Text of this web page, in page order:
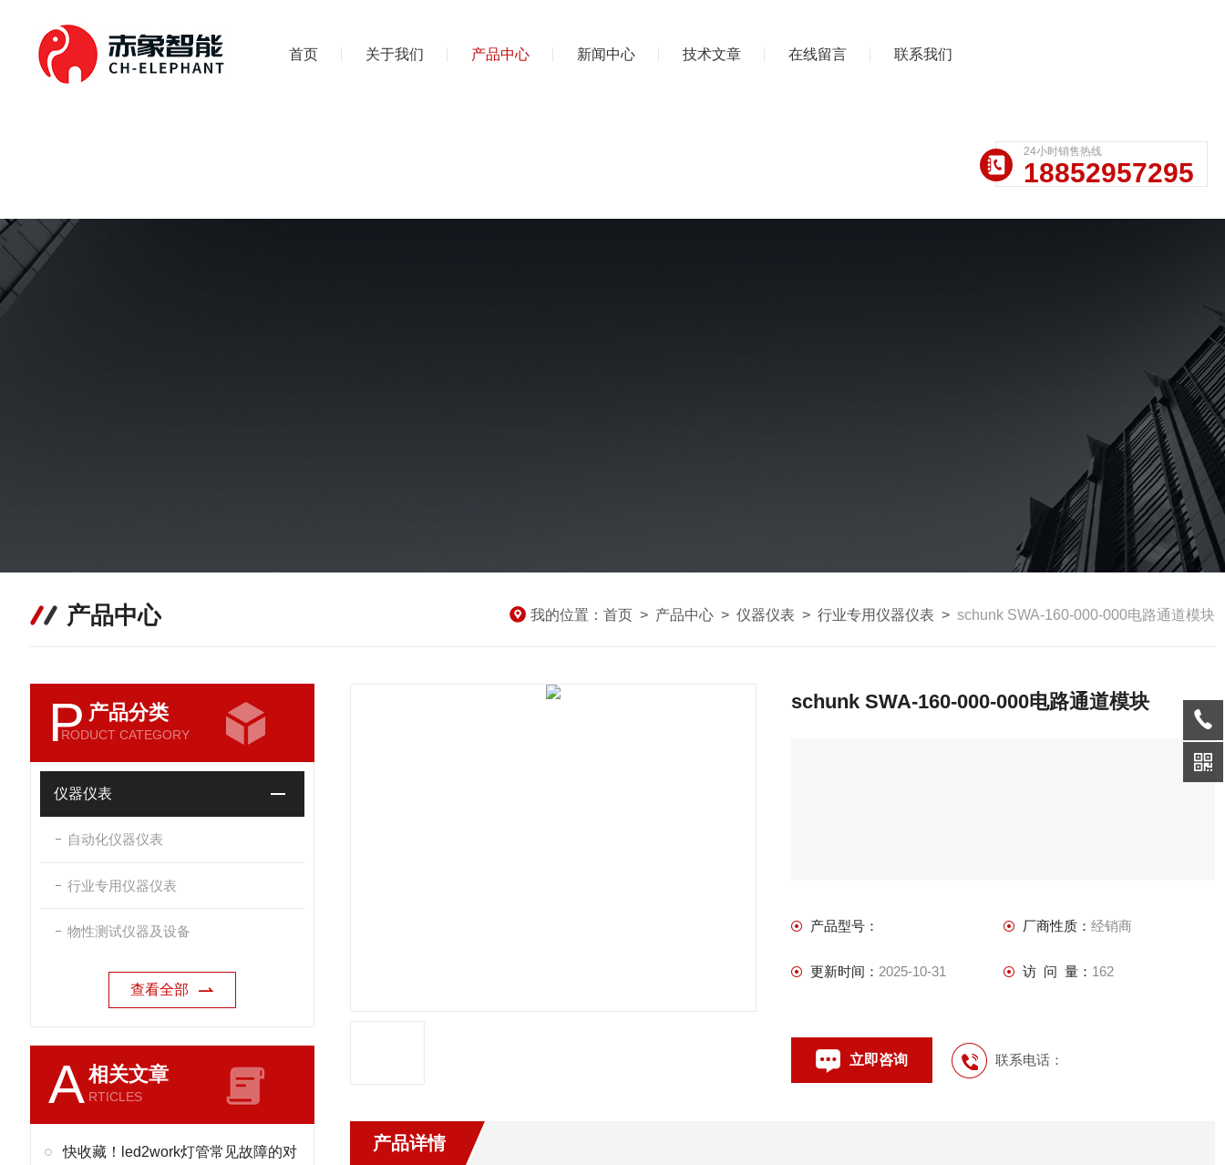
首页 关于我们 产品中心 新闻中心 技术文章 在线留言 联系我们
24小时销售热线
18852957295
产品中心 我的位置： 首页 > 产品中心 > 仪器仪表 > 行业专用仪器仪表 > schunk SWA-160-000-000电路通道模块
P 产品分类
RODUCT CATEGORY
仪器仪表
自动化仪器仪表
行业专用仪器仪表
物性测试仪器及设备
查看全部
A相关文章
RTICLES
快收藏！led2work灯管常见故障的对
schunk SWA-160-000-000电路通道模块
产品型号： 厂商性质： 经销商
更新时间： 2025-10-31 访 问 量： 162
立即咨询 联系电话：
产品详情